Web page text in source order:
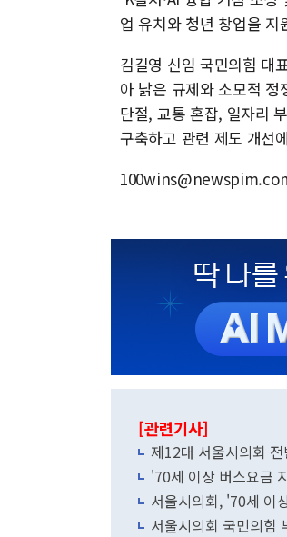
업 유치와 청년 창업을 지
김길영 신임 국민의힘 대
아 낡은 규제와 소모적
단절, 교통 혼잡, 일자리
구축하고 관련 제도 개선
[관련기사]
제12대 서울시의회
'70세 이상 버스요금
서울시의회, '70세 이
서울시의회 국민의힘